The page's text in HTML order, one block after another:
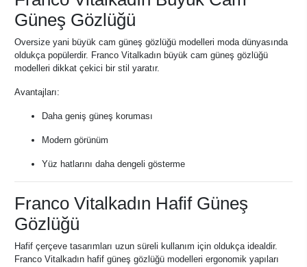
Güneş Gözlüğü
Oversize yani büyük cam güneş gözlüğü modelleri moda dünyasında
oldukça popülerdir. Franco Vitalkadın büyük cam güneş gözlüğü
modelleri dikkat çekici bir stil yaratır.
Avantajları:
Daha geniş güneş koruması
Modern görünüm
Yüz hatlarını daha dengeli gösterme
Franco Vitalkadın Hafif Güneş
Gözlüğü
Hafif çerçeve tasarımları uzun süreli kullanım için oldukça idealdir.
Franco Vitalkadın hafif güneş gözlüğü modelleri ergonomik yapıları